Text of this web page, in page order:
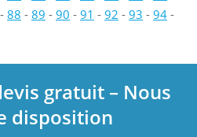
- 88 - 89 - 90 - 91 - 92 - 93 - 94 -
gratuit – Nous
disposition